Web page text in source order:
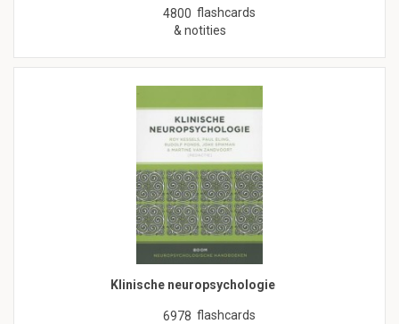
4800 flashcards
& notities
Klinische neuropsychologie
6978 flashcards